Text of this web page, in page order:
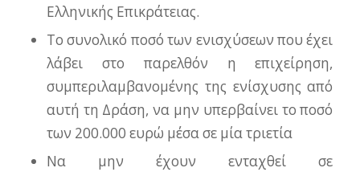
Ελληνικής Επικράτειας.
Το συνολικό ποσό των ενισχύσεων που έχει
λάβει στο παρελθόν η επιχείρηση,
συμπεριλαμβανομένης της ενίσχυσης από
αυτή τη Δράση, να μην υπερβαίνει το ποσό
των 200.000 ευρώ μέσα σε μία τριετία
Να μην έχουν ενταχθεί σε